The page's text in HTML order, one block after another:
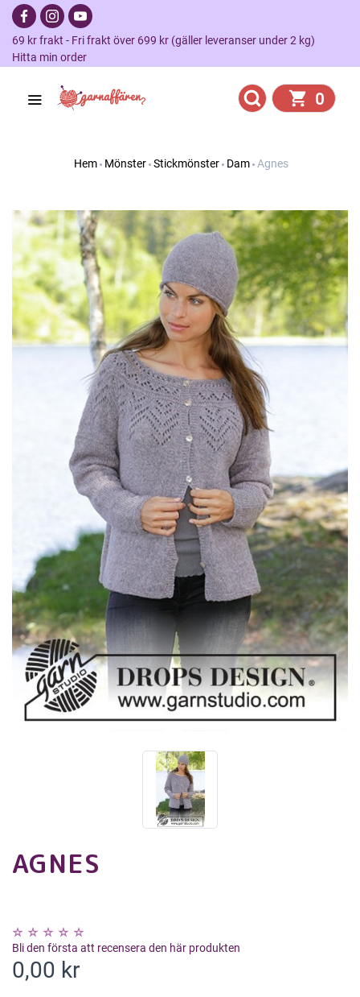
69 kr frakt - Fri frakt över 699 kr (gäller leveranser under 2 kg)
Hitta min order
0
Hem Mönster Stickmönster Dam Agnes
AGNES
Bli den första att recensera den här produkten
0,00 kr